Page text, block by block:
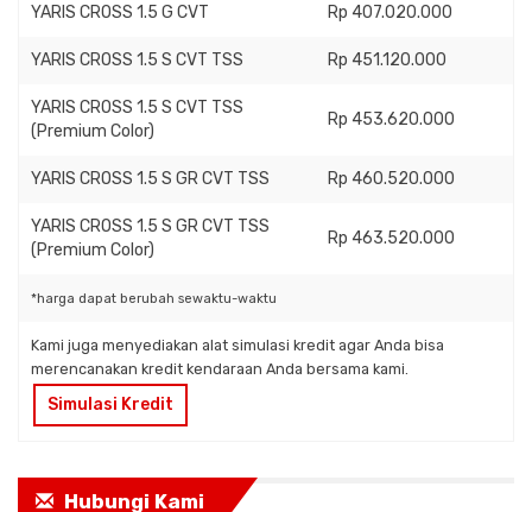
YARIS CROSS 1.5 G CVT Rp 407.020.000
YARIS CROSS 1.5 S CVT TSS Rp 451.120.000
YARIS CROSS 1.5 S CVT TSS
(Premium Color)
Rp 453.620.000
YARIS CROSS 1.5 S GR CVT TSS Rp 460.520.000
YARIS CROSS 1.5 S GR CVT TSS
(Premium Color)
Rp 463.520.000
*harga dapat berubah sewaktu-waktu
Kami juga menyediakan alat simulasi kredit agar Anda bisa
merencanakan kredit kendaraan Anda bersama kami.
Simulasi Kredit
Hubungi Kami